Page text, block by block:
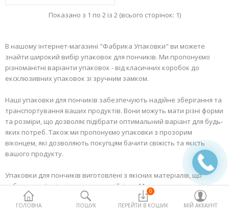
ГОЛОВНА ПОШУК
0
ПЕРЕЙТИ В КОШИК
МІЙ АККАУНТ
Показано з 1 по 2 із 2 (всього сторінок: 1)
В нашому інтернет-магазині "Фабрика Упаковки" ви можете
знайти широкий вибір упаковок для пончиків. Ми пропонуємо
різноманітні варіанти упаковок - від класичних коробок до
ексклюзивних упаковок зі зручним замком.
Наші упаковки для пончиків забезпечують надійне зберігання та
транспортування ваших продуктів. Вони можуть мати різні форми
та розміри, що дозволяє підібрати оптимальний варіант для будь-
яких потреб. Також ми пропонуємо упаковки з прозорим
віконцем, які дозволяють покупцям бачити свіжість та якість
вашого продукту.
Упаковки для пончиків виготовлені з якісних матеріалів, що
забезпечує їх міцність та зносостійкість. Ми завжди відкриті до
співпраці та можемо запропонувати індивідуальні рішення для
будь-яких вимог.
Харчові контейнери
Посуд одноразовий
Продукти медичного та
немедичного призначення
Продукти харчування для horeca
Товари для дому
Упаковка,склянки та сировина
для попкорну